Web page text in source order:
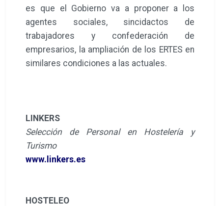
es que el Gobierno va a proponer a los
agentes sociales, sincidactos de
trabajadores y confederación de
empresarios, la ampliación de los ERTES en
similares condiciones a las actuales.
LINKERS
Selección de Personal en Hostelería y
Turismo
www.linkers.es
HOSTELEO